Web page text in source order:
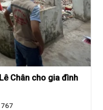
Chân cho gia đình
767